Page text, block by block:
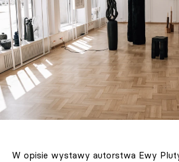
W opisie wystawy autorstwa Ewy